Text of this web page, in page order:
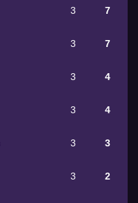
3 7
3 7
3 4
3 4
3 3
3 2